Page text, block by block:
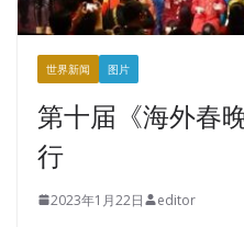
世界新闻 图片
第十届《海外春
行
2023年1月22日 editor